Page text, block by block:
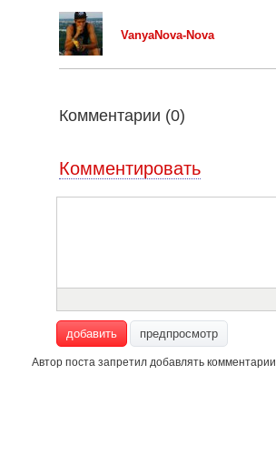
VanyaNova-Nova
Комментарии (0)
Комментировать
добавить предпросмотр
Автор поста запретил добавлять комментарии